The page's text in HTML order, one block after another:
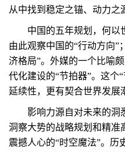
从中找到稳定之锚、动力之
中国的五年规划，何以
由此观察中国的“行动方向”
济格局”。外媒的一个比喻
代化建设的“节拍器”。这个
延续性，更有契合世界发展
影响力源自对未来的洞
洞察大势的战略规划和精准
震撼人心的“时空魔法”。历